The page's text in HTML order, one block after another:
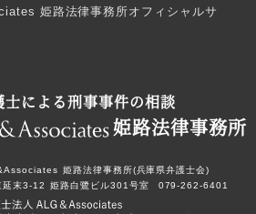
姫路法律事務所オフィシャルサ
士による刑事事件の相談
姫路法律事務所
姫路法律事務所(兵庫県弁護士会)
延末3-12 姫路白鷺ビル301号室 079-262-6401